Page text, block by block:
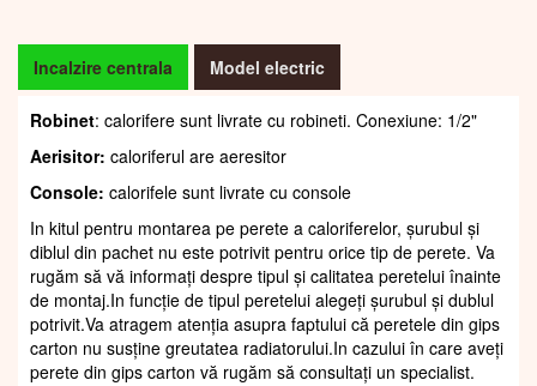
Incalzire centrala Model electric
Robinet: calorifere sunt livrate cu robineti. Conexiune: 1/2"
Aerisitor: caloriferul are aeresitor
Console: calorifele sunt livrate cu console
In kitul pentru montarea pe perete a caloriferelor, șurubul și
diblul din pachet nu este potrivit pentru orice tip de perete. Va
rugăm să vă informați despre tipul și calitatea peretelui înainte
de montaj.In funcție de tipul peretelui alegeți șurubul și dublul
potrivit.Va atragem atenția asupra faptului că peretele din gips
carton nu susține greutatea radiatorului.In cazului în care aveți
perete din gips carton vă rugăm să consultați un specialist.